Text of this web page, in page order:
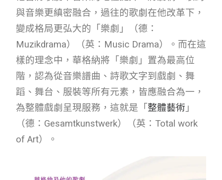
與音樂更縝密融合，過往的歌劇在他改革下，
變成格局更弘大的「樂劇」（德：
Muzikdrama）（英：Music Drama）。而在這
樣的理念中，華格納將「樂劇」置為最高位
階，認為從音樂譜曲、詩歌文字到戲劇、舞
蹈、舞台、服裝等所有元素，皆應融合為一，
為整體戲劇呈現服務，這就是「 整體藝術 」
（德：Gesamtkunstwerk）（英：Total work
of Art）。